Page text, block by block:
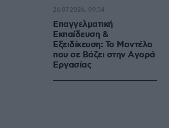
Επαγγελματική
Εκπαίδευση &
Εξειδίκευση: Το Mοντέλο
που σε Bάζει στην Aγορά
Eργασίας
26.07.2026, 09:54